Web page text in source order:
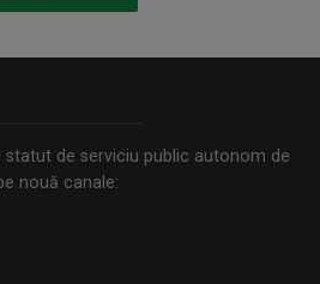
şi se ...
statut de serviciu public autonom de
nouă canale: